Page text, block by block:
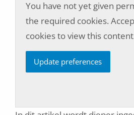
You have not yet given
the required cookies.
cookies to view this
Update preferences